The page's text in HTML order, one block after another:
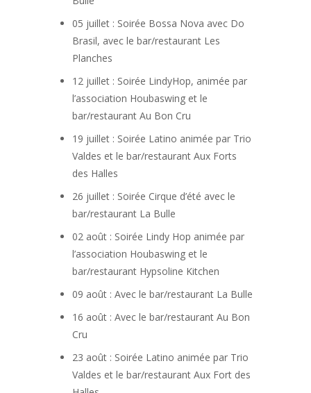
05 juillet : Soirée Bossa Nova avec Do
Brasil, avec le bar/restaurant Les
Planches
12 juillet : Soirée LindyHop, animée par
l’association Houbaswing et le
bar/restaurant Au Bon Cru
19 juillet : Soirée Latino animée par Trio
Valdes et le bar/restaurant Aux Forts
des Halles
26 juillet : Soirée Cirque d’été avec le
bar/restaurant La Bulle
02 août : Soirée Lindy Hop animée par
l’association Houbaswing et le
bar/restaurant Hypsoline Kitchen
09 août : Avec le bar/restaurant La Bulle
16 août : Avec le bar/restaurant Au Bon
Cru
23 août : Soirée Latino animée par Trio
Valdes et le bar/restaurant Aux Fort des